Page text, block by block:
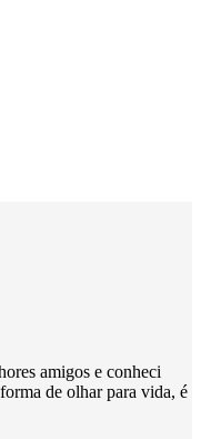
amigos e conheci
de olhar para vida, é